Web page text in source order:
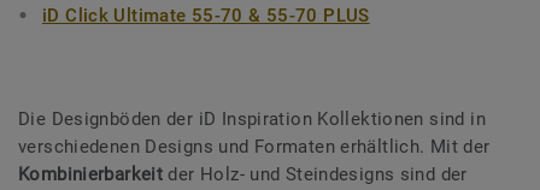
iD Click Ultimate 55-70 & 55-70 PLUS
Die Designböden der iD Inspiration Kollektionen sind in
verschiedenen Designs und Formaten erhältlich. Mit der
Kombinierbarkeit der Holz- und Steindesigns sind der